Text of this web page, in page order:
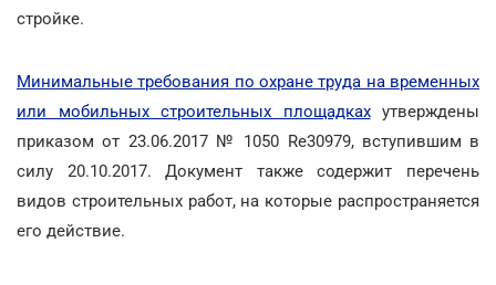
стройке.
Минимальные требования по охране труда на временных
или мобильных строительных площадкахутверждены
приказом от 23.06.2017 № 1050 Re30979, вступившим в
силу 20.10.2017. Документ также содержит перечень
видов строительных работ, на которые распространяется
его действие.